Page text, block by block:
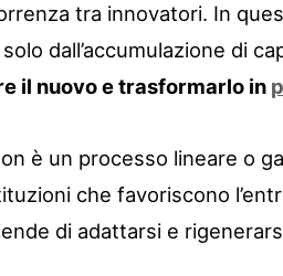
tra innovatori. In
dall’accumulazione di
il nuovo e trasformarlo in
è un processo lineare o
che favoriscono
di adattarsi e